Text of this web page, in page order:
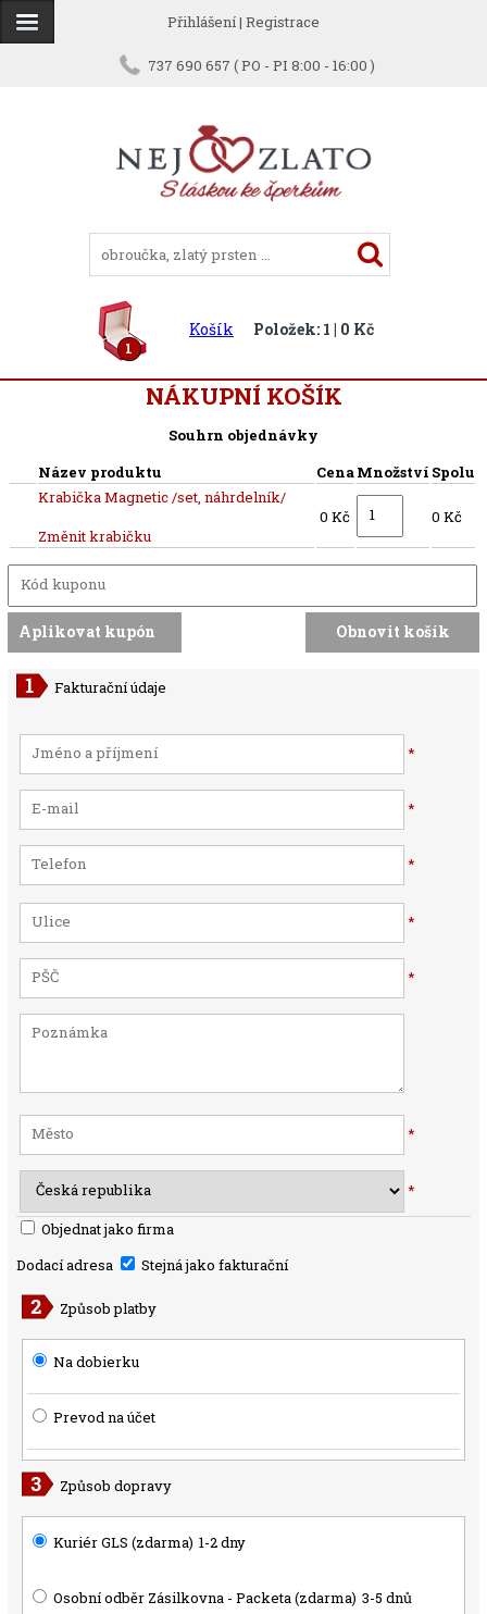
Přihlášení| Registrace
737 690 657 ( PO - PI 8:00 - 16:00 )
1
Košík Položek: 1 | 0 Kč
NÁKUPNÍ KOŠÍK
Souhrn objednávky
Název produktu
CenaMnožství Spolu
Krabička Magnetic /set, náhrdelník/
Změnit krabičku
0 Kč 0 Kč
Fakturační údaje
*
*
*
*
*
*
*
Objednat jako firma
Dodací adresa
Stejná jako fakturační
Způsob platby
Na dobierku
Prevod na účet
Způsob dopravy
Kuriér GLS (zdarma) 1-2 dny
Osobní odběr Zásilkovna - Packeta (zdarma) 3-5 dnů